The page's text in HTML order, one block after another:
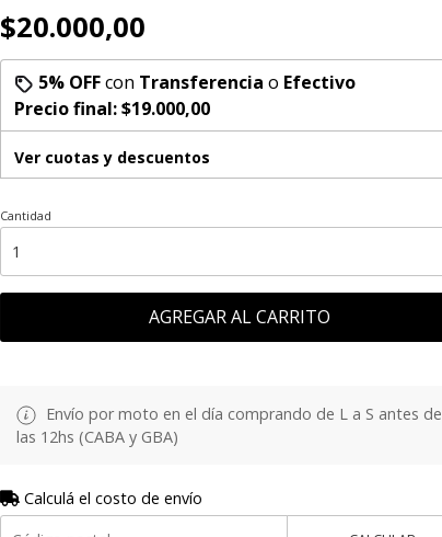
$20.000,00
5% OFFcon Transferencia o Efectivo
Precio final:$19.000,00
Ver cuotas y descuentos
Cantidad
AGREGAR AL CARRITO
Envío por moto en el día comprando de L a S antes de
las 12hs (CABA y GBA)
Calculá el costo de envío